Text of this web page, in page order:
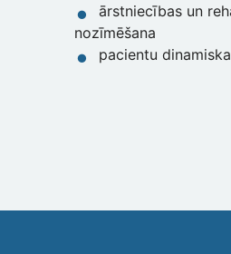
ārstniecības un
nozīmēšana
pacientu